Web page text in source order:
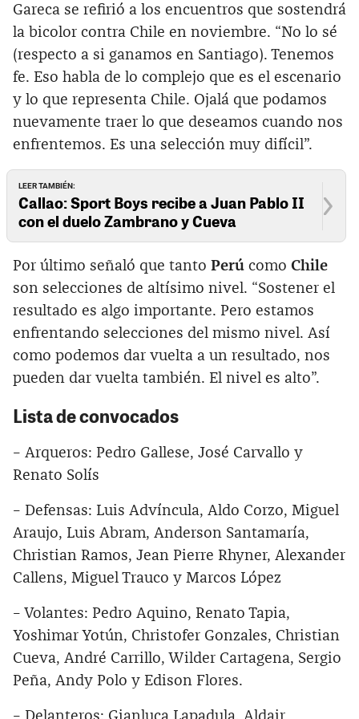
Gareca se refirió a los encuentros que sostendrá
la bicolor contra Chile en noviembre. “No lo sé
(respecto a si ganamos en Santiago). Tenemos
fe. Eso habla de lo complejo que es el escenario
y lo que representa Chile. Ojalá que podamos
nuevamente traer lo que deseamos cuando nos
enfrentemos. Es una selección muy difícil”.
LEER TAMBIÉN:
Callao: Sport Boys recibe a Juan Pablo II
con el duelo Zambrano y Cueva
Por último señaló que tanto Perú como Chile
son selecciones de altísimo nivel. “Sostener el
resultado es algo importante. Pero estamos
enfrentando selecciones del mismo nivel. Así
como podemos dar vuelta a un resultado, nos
pueden dar vuelta también. El nivel es alto”.
Lista de convocados
– Arqueros: Pedro Gallese, José Carvallo y
Renato Solís
– Defensas: Luis Advíncula, Aldo Corzo, Miguel
Araujo, Luis Abram, Anderson Santamaría,
Christian Ramos, Jean Pierre Rhyner, Alexander
Callens, Miguel Trauco y Marcos López
– Volantes: Pedro Aquino, Renato Tapia,
Yoshimar Yotún, Christofer Gonzales, Christian
Cueva, André Carrillo, Wilder Cartagena, Sergio
Peña, Andy Polo y Edison Flores.